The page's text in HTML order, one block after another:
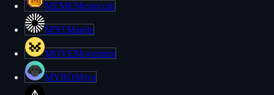
MEMEMemecoin
MNTMantle
MOVEMovement
MYROMyro